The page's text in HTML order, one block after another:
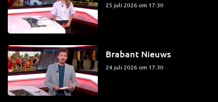
25 juli 2026 om 17:30
Brabant Nieuws
24 juli 2026 om 17:30